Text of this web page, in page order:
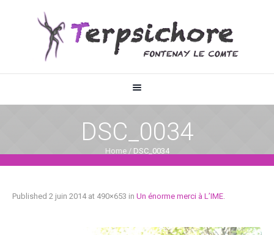
DSC_0034
Home / DSC_0034
Published 2 juin 2014at 490×653 in Un énorme merci à L’IME.